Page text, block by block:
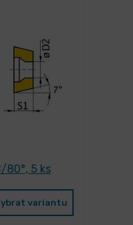
80°, 5 ks
variantu